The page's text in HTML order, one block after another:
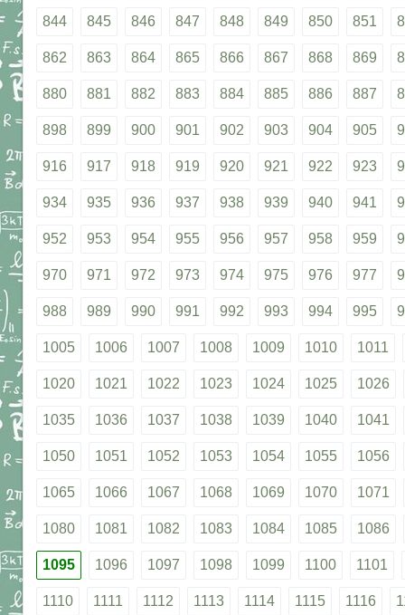
844 845 846 847 848 849 850 851
862 863 864 865 866 867 868 869
880 881 882 883 884 885 886 887
898 899 900 901 902 903 904 905
916 917 918 919 920 921 922 923
934 935 936 937 938 939 940 941
952 953 954 955 956 957 958 959
970 971 972 973 974 975 976 977
988 989 990 991 992 993 994 995
1005 1006 1007 1008 1009 1010 1011
1020 1021 1022 1023 1024 1025 1026
1035 1036 1037 1038 1039 1040 1041
1050 1051 1052 1053 1054 1055 1056
1065 1066 1067 1068 1069 1070 1071
1080 1081 1082 1083 1084 1085 1086
1095 1096 1097 1098 1099 1100 1101
1110 1111 1112 1113 1114 1115 1116